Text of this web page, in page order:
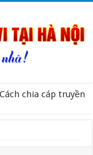
Cách chia cáp truyền